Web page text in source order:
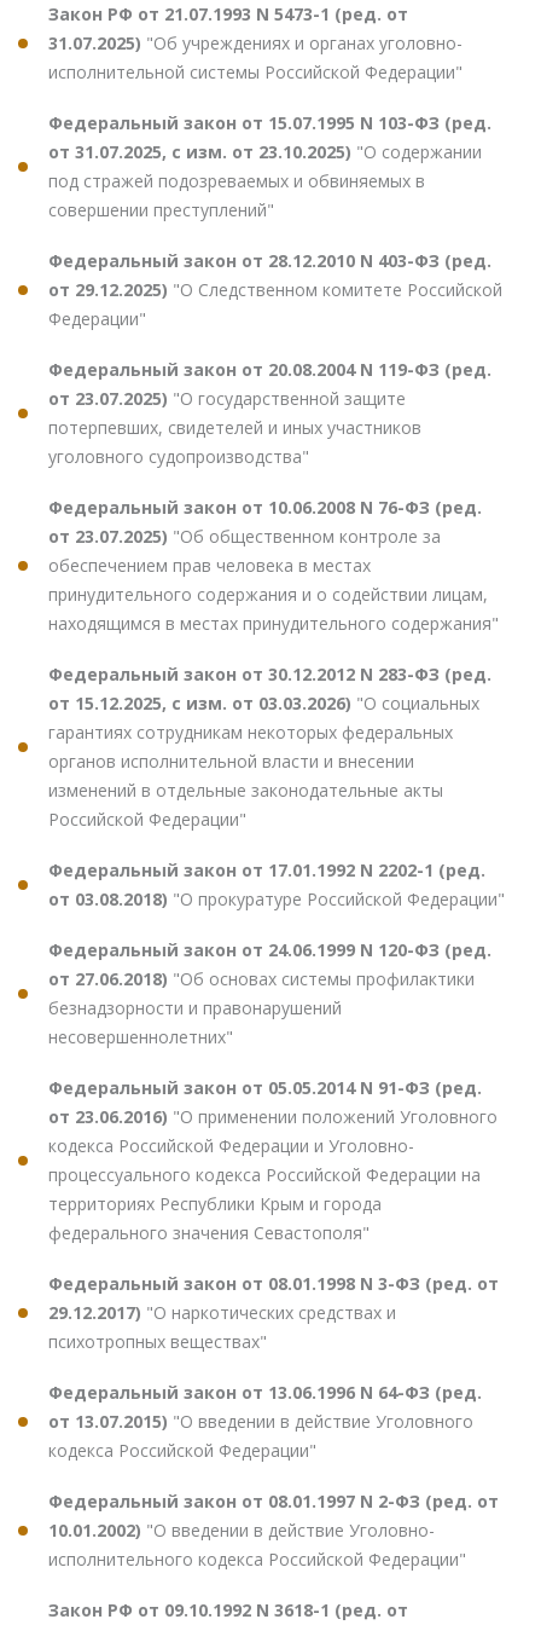
Закон РФ от 21.07.1993 N 5473-1 (ред. от
31.07.2025) "Об учреждениях и органах уголовно-
исполнительной системы Российской Федерации"
Федеральный закон от 15.07.1995 N 103-ФЗ (ред.
от 31.07.2025, с изм. от 23.10.2025) "О содержании
под стражей подозреваемых и обвиняемых в
совершении преступлений"
Федеральный закон от 28.12.2010 N 403-ФЗ (ред.
от 29.12.2025) "О Следственном комитете Российской
Федерации"
Федеральный закон от 20.08.2004 N 119-ФЗ (ред.
от 23.07.2025) "О государственной защите
потерпевших, свидетелей и иных участников
уголовного судопроизводства"
Федеральный закон от 10.06.2008 N 76-ФЗ (ред.
от 23.07.2025) "Об общественном контроле за
обеспечением прав человека в местах
принудительного содержания и о содействии лицам,
находящимся в местах принудительного содержания"
Федеральный закон от 30.12.2012 N 283-ФЗ (ред.
от 15.12.2025, с изм. от 03.03.2026) "О социальных
гарантиях сотрудникам некоторых федеральных
органов исполнительной власти и внесении
изменений в отдельные законодательные акты
Российской Федерации"
Федеральный закон от 17.01.1992 N 2202-1 (ред.
от 03.08.2018) "О прокуратуре Российской Федерации"
Федеральный закон от 24.06.1999 N 120-ФЗ (ред.
от 27.06.2018) "Об основах системы профилактики
безнадзорности и правонарушений
несовершеннолетних"
Федеральный закон от 05.05.2014 N 91-ФЗ (ред.
от 23.06.2016) "О применении положений Уголовного
кодекса Российской Федерации и Уголовно-
процессуального кодекса Российской Федерации на
территориях Республики Крым и города
федерального значения Севастополя"
Федеральный закон от 08.01.1998 N 3-ФЗ (ред. от
29.12.2017) "О наркотических средствах и
психотропных веществах"
Федеральный закон от 13.06.1996 N 64-ФЗ (ред.
от 13.07.2015) "О введении в действие Уголовного
кодекса Российской Федерации"
Федеральный закон от 08.01.1997 N 2-ФЗ (ред. от
10.01.2002) "О введении в действие Уголовно-
исполнительного кодекса Российской Федерации"
Закон РФ от 09.10.1992 N 3618-1 (ред. от